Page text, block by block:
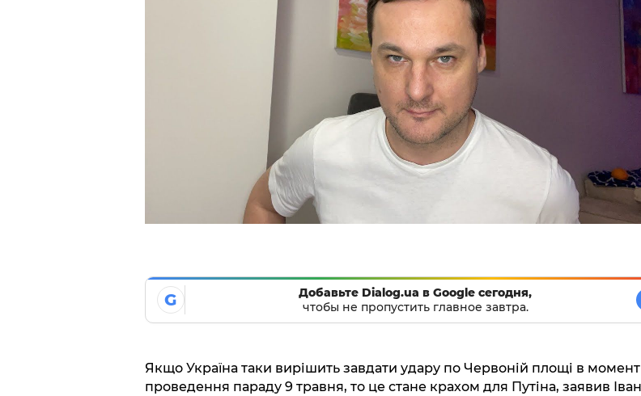
G
Добавьте Dialog.ua в Google сегодня,
чтобы не пропустить главное завтра.
Якщо Україна таки вирішить завдати удару по Червоній площі в момент
проведення параду 9 травня, то це стане крахом для Путіна, заявив Іван